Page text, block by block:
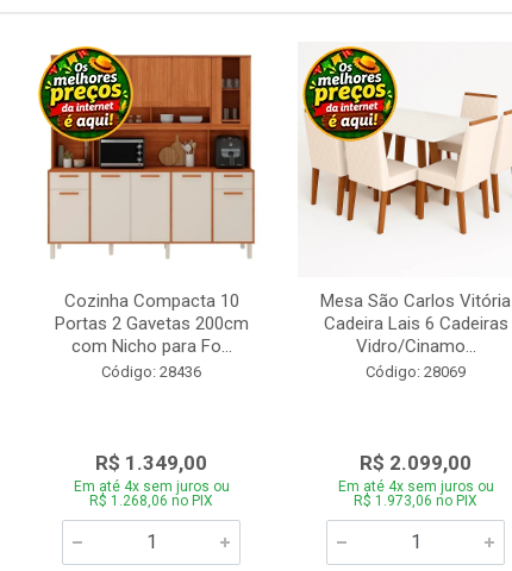
Cozinha Compacta 10
Portas 2 Gavetas 200cm
com Nicho para Fo...
Código: 28436
R$ 1.349,00
Em até 4x sem juros ou
R$ 1.268,06 no PIX
Mesa São Carlos Vitória
Cadeira Lais 6 Cadeiras
Vidro/Cinamo...
Código: 28069
R$ 2.099,00
Em até 4x sem juros ou
R$ 1.973,06 no PIX